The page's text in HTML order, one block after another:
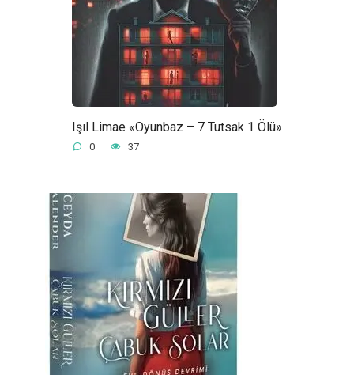
Işıl Limae «Oyunbaz – 7 Tutsak 1 Ölü»
0 37